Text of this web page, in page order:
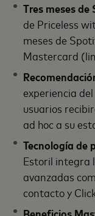
Tres meses
de Priceless
meses de
Mastercard
experiencia del
usuarios
ad hoc a su
Tecnología de
Estoril integra
avanzadas
contacto y
Beneficios